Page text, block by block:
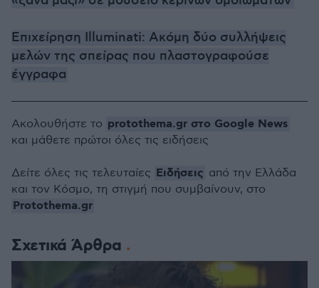
Επιχείρηση Illuminati: Aκόμη δύο συλλήψεις
μελών της σπείρας που πλαστογραφούσε
έγγραφα
Σχετικά Άρθρα
Ακολουθήστε το protothema.gr στο Google News
και μάθετε πρώτοι όλες τις ειδήσεις
Δείτε όλες τις τελευταίες Ειδήσεις από την Ελλάδα
και τον Κόσμο, τη στιγμή που συμβαίνουν, στο
Protothema.gr